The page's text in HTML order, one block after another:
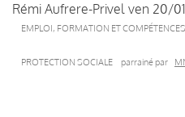
Rémi Aufrere-Privel ven 20/
EMPLOI, FORMATION ET COMPÉTENCES
PROTECTION SOCIALE parrainé par